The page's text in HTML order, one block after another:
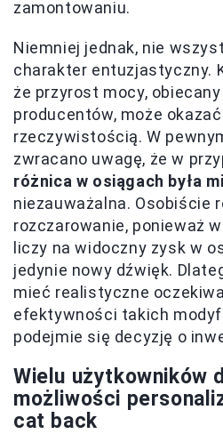
zamontowaniu.
Niemniej jednak, nie
charakter entuzjastyczny.
że przyrost mocy,
producentów, może
rzeczywistością. W
zwracano uwagę, że w
różnica w osiągach była
niezauważalna. Osobiście
rozczarowanie, ponieważ
liczy na widoczny zysk w
jedynie nowy dźwięk.
mieć realistyczne
efektywności takich
podejmie się decyzję o
Wielu użytkowników
możliwości
cat back